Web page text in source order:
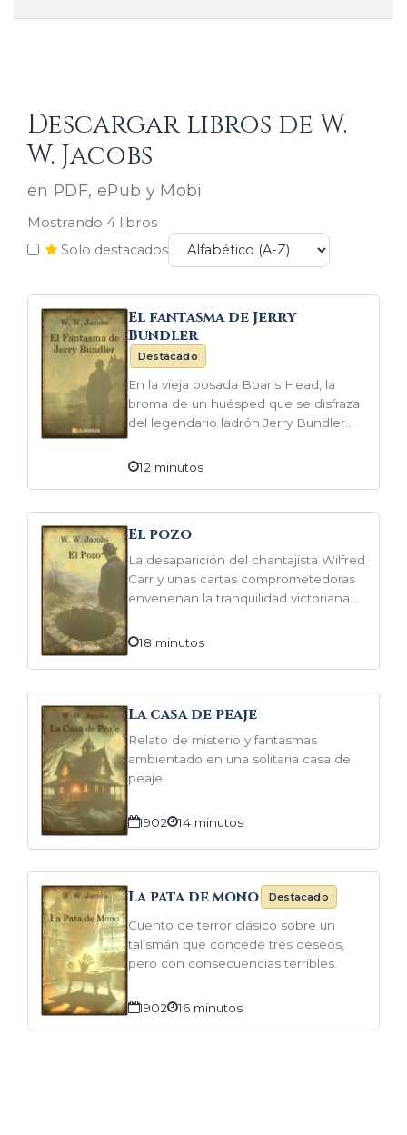
Descargar libros de W.
W. Jacobs
en PDF, ePub y Mobi
Mostrando 4 libros
Solo destacados
El fantasma de Jerry
Bundler
Destacado
En la vieja posada Boar's Head, la
broma de un huésped que se disfraza
del legendario ladrón Jerry Bundler
suspense que convierte lo grotesco
12 minutos
El pozo
La desaparición del chantajista Wilfred
Carr y unas cartas comprometedoras
envenenan la tranquilidad victoriana
viejo adquiere un aura maléfica.
necesidad de recuperarlo obliga a
enfrentar culpas, miedos y avar-
18 minutos
La casa de peaje
Relato de misterio y fantasmas
ambientado en una solitaria casa de
peaje.
1902 14 minutos
La pata de mono Destacado
Cuento de terror clásico sobre un
talismán que concede tres deseos,
pero con consecuencias terribles.
1902 16 minutos